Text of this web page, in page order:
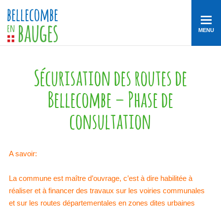
MENU
Sécurisation des routes de
Bellecombe – Phase de
consultation
A savoir:
La commune est maître d’ouvrage, c’est à dire habilitée à
réaliser et à financer des travaux sur les voiries communales
et sur les routes départementales en zones dites urbaines